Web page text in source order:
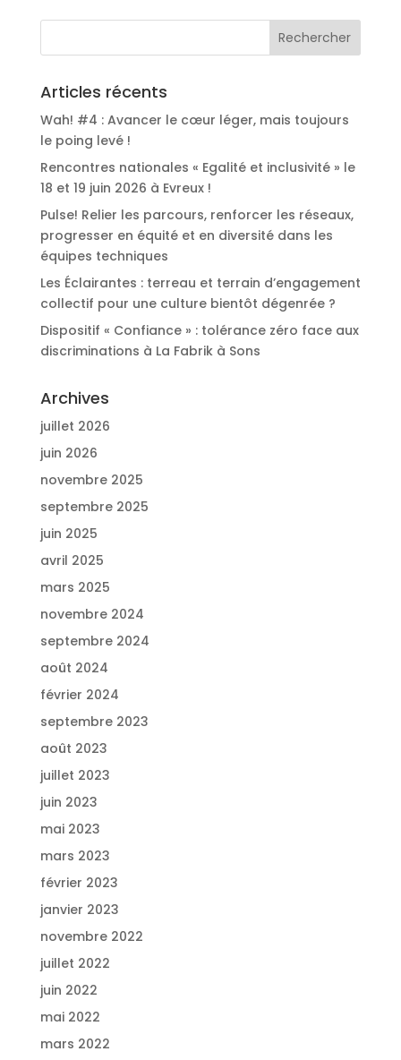
Articles récents
Wah! #4 : Avancer le cœur léger, mais toujours
le poing levé !
Rencontres nationales « Egalité et inclusivité » le
18 et 19 juin 2026 à Evreux !
Pulse! Relier les parcours, renforcer les réseaux,
progresser en équité et en diversité dans les
équipes techniques
Les Éclairantes : terreau et terrain d’engagement
collectif pour une culture bientôt dégenrée ?
Dispositif « Confiance » : tolérance zéro face aux
discriminations à La Fabrik à Sons
Archives
juillet 2026
juin 2026
novembre 2025
septembre 2025
juin 2025
avril 2025
mars 2025
novembre 2024
septembre 2024
août 2024
février 2024
septembre 2023
août 2023
juillet 2023
juin 2023
mai 2023
mars 2023
février 2023
janvier 2023
novembre 2022
juillet 2022
juin 2022
mai 2022
mars 2022